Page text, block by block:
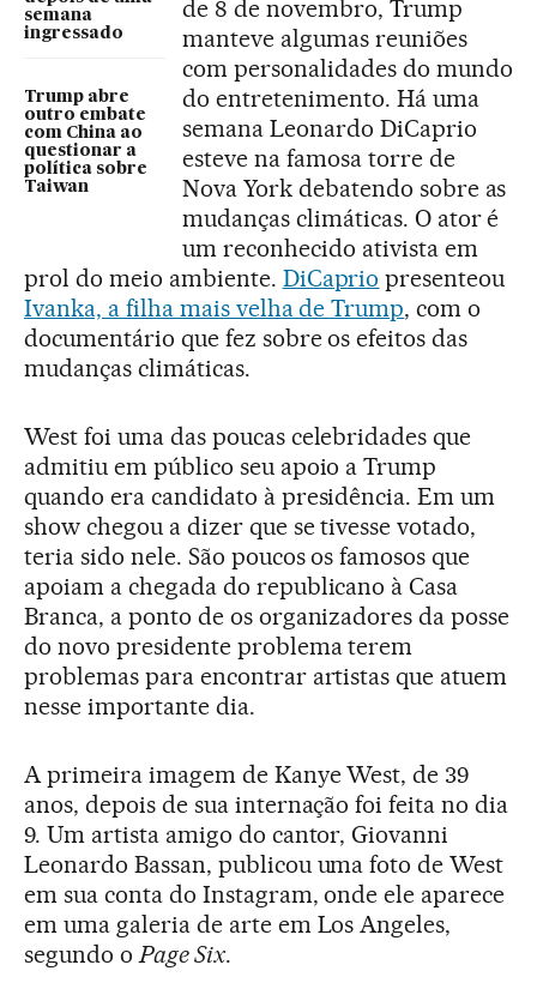
semana
ingressado
Trump abre
outro embate
com China ao
questionar a
política sobre
Taiwan
de 8 de novembro, Trump
manteve algumas reuniões
com personalidades do mundo
do entretenimento. Há uma
semana Leonardo DiCaprio
esteve na famosa torre de
Nova York debatendo sobre as
mudanças climáticas. O ator é
um reconhecido ativista em
prol do meio ambiente. DiCaprio presenteou
Ivanka, a filha mais velha de Trump, com o
documentário que fez sobre os efeitos das
mudanças climáticas.
West foi uma das poucas celebridades que
admitiu em público seu apoio a Trump
quando era candidato à presidência. Em um
show chegou a dizer que se tivesse votado,
teria sido nele. São poucos os famosos que
apoiam a chegada do republicano à Casa
Branca, a ponto de os organizadores da posse
do novo presidente problema terem
problemas para encontrar artistas que atuem
nesse importante dia.
A primeira imagem de Kanye West, de 39
anos, depois de sua internação foi feita no dia
9. Um artista amigo do cantor, Giovanni
Leonardo Bassan, publicou uma foto de West
em sua conta do Instagram, onde ele aparece
em uma galeria de arte em Los Angeles,
segundo oPage Six.